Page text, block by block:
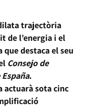
trajectòria
de l’energia i el
destaca el seu
Consejo de
.
actuarà sota cinc